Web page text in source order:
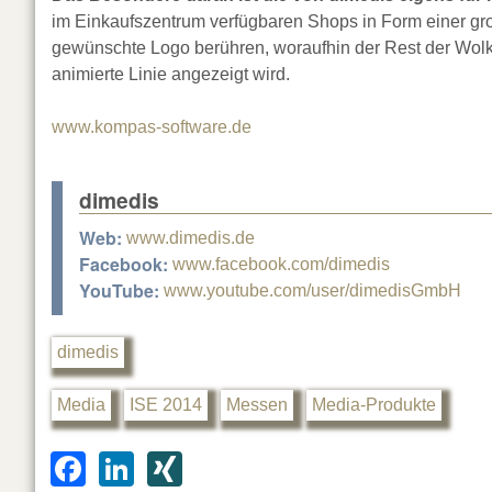
im Einkaufszentrum verfügbaren Shops in Form einer
gewünschte Logo berühren, woraufhin der Rest der
animierte Linie angezeigt wird.
www.kompas-software.de
dimedis
Web: www.dimedis.de
Facebook: www.facebook.com/dimedis
YouTube: www.youtube.com/user/dimedisGmbH
dimedis
Media ISE 2014 Messen Media-Produkte
F
Li